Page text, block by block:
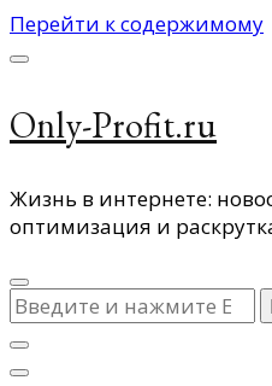
Перейти к содержимому
Only-Profit.ru
Жизнь в интернете:
оптимизация и
Ищите
что-
то?